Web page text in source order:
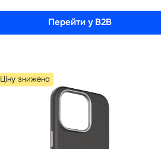
Перейти у B2B
Ціну знижено